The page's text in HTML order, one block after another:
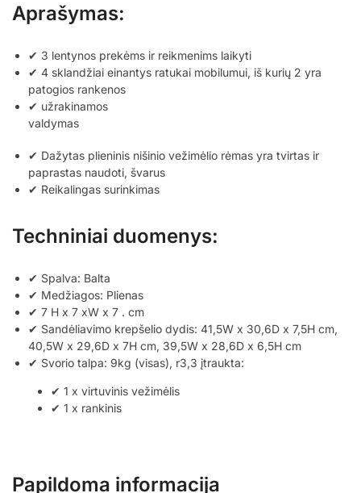
Aprašymas:
✔ 3 lentynos prekėms ir reikmenims laikyti
✔ 4 sklandžiai einantys ratukai mobilumui, iš kurių 2 yra
patogios rankenos
✔ užrakinamos
valdymas
✔ Dažytas plieninis nišinio vežimėlio rėmas yra tvirtas ir
paprastas naudoti, švarus
✔ Reikalingas surinkimas
Techniniai duomenys:
✔ Spalva: Balta
✔ Medžiagos: Plienas
✔ 7 H x 7 xW x 7 . cm
✔ Sandėliavimo krepšelio dydis: 41,5W x 30,6D x 7,5H cm,
40,5W x 29,6D x 7H cm, 39,5W x 28,6D x 6,5H cm
✔ Svorio talpa: 9kg (visas), r3,3 įtraukta:
✔ 1 x virtuvinis vežimėlis
✔ 1 x rankinis
Papildoma informacija